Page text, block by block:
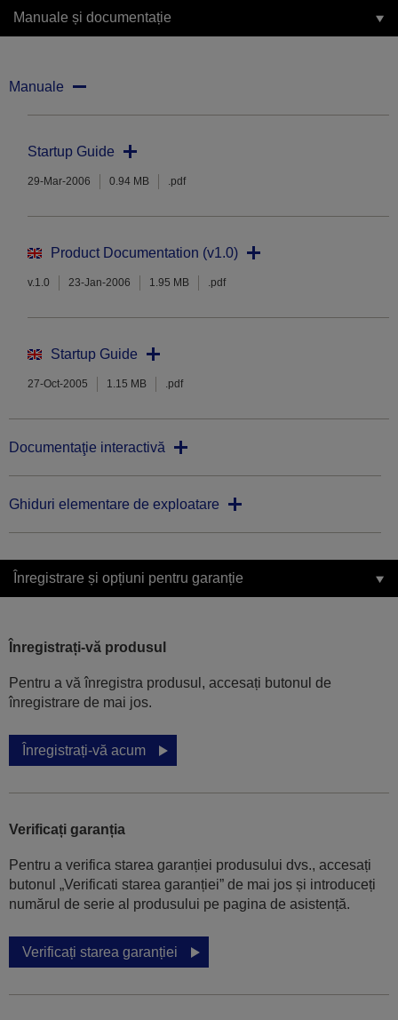
Manuale și documentație
Manuale
Startup Guide
29-Mar-2006 0.94 MB .pdf
Product Documentation (v1.0)
v.1.0 23-Jan-2006 1.95 MB .pdf
Startup Guide
27-Oct-2005 1.15 MB .pdf
Documentaţie interactivă
Ghiduri elementare de exploatare
Înregistrare și opțiuni pentru garanție
Înregistrați-vă produsul
Pentru a vă înregistra produsul, accesați butonul de
înregistrare de mai jos.
Înregistrați-vă acum
Verificați garanția
Pentru a verifica starea garanției produsului dvs., accesați
butonul „Verificati starea garanției” de mai jos și introduceți
numărul de serie al produsului pe pagina de asistență.
Verificați starea garanției